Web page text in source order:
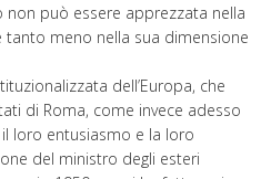
non può essere apprezzata nella
meno nella sua dimensione
dell’Europa, che
di Roma, come invece adesso
loro entusiasmo e la loro
del ministro degli esteri